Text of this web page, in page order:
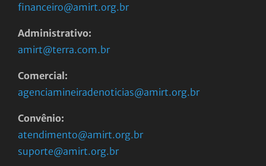
financeiro@amirt.org.br
Administrativo:
amirt@terra.com.br
Comercial:
agenciamineiradenoticias@amirt.org.br
Convênio:
atendimento@amirt.org.br
suporte@amirt.org.br